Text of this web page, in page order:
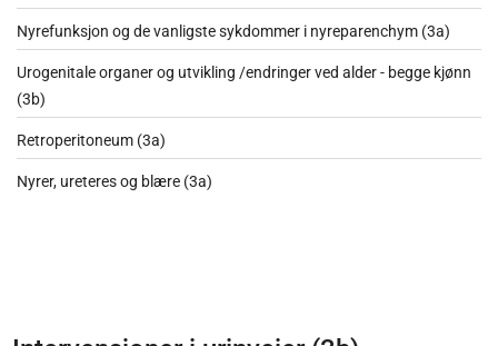
Nyrefunksjon og de vanligste sykdommer i nyreparenchym (3a)
Urogenitale organer og utvikling /endringer ved alder - begge kjønn
(3b)
Retroperitoneum (3a)
Nyrer, ureteres og blære (3a)